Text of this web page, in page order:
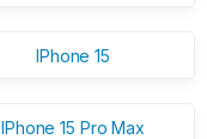
IPhone 15
IPhone 15 Pro Max